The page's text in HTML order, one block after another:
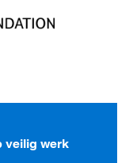
veilig werk